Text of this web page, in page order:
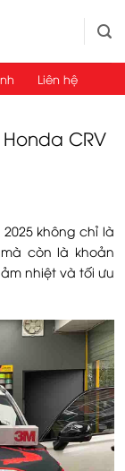
Liên hệ
CRV
không chỉ là
còn là khoản
nhiệt và tối ưu